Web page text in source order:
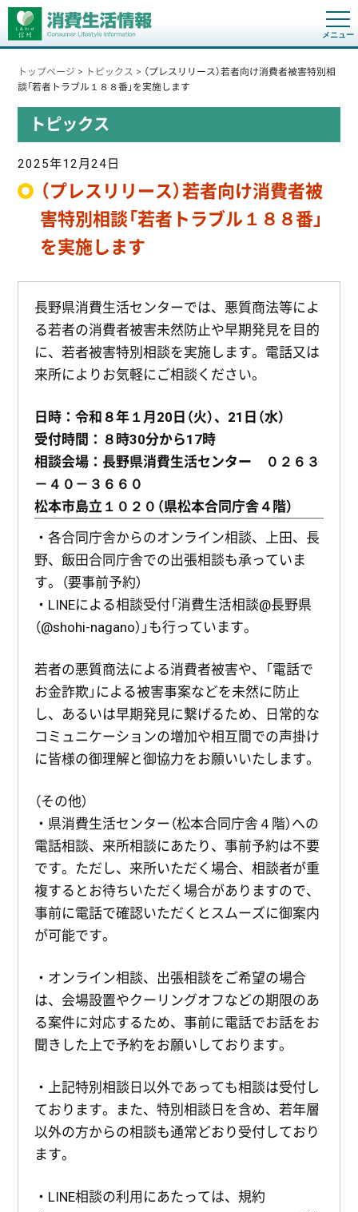
t
o
g
a
トップページ > トピックス > （プレスリリース）若者向け消費者被害特別相
談「若者トラブル１８８番」を実施します
トピックス
2025年12月24日
（プレスリリース）若者向け消費者被
害特別相談「若者トラブル１８８番」
を実施します
長野県消費生活センターでは、悪質商法等によ
る若者の消費者被害未然防止や早期発見を目的
に、若者被害特別相談を実施します。電話又は
来所によりお気軽にご相談ください。
日時：令和８年１月20日（火）、21日（水）
受付時間：８時30分から17時
相談会場：長野県消費生活センター ０２６３
－４０－３６６０
松本市島立１０２０（県松本合同庁舎４階）
・各合同庁舎からのオンライン相談、上田、長
野、飯田合同庁舎での出張相談も承っていま
す。（要事前予約）
・LINEによる相談受付「消費生活相談@長野県
（@shohi-nagano）」も行っています。
若者の悪質商法による消費者被害や、「電話で
お金詐欺」による被害事案などを未然に防止
し、あるいは早期発見に繋げるため、日常的な
コミュニケーションの増加や相互間での声掛け
に皆様の御理解と御協力をお願いいたします。
（その他）
・県消費生活センター（松本合同庁舎４階）への
電話相談、来所相談にあたり、事前予約は不要
です。ただし、来所いただく場合、相談者が重
複するとお待ちいただく場合がありますので、
事前に電話で確認いただくとスムーズに御案内
が可能です。
・オンライン相談、出張相談をご希望の場合
は、会場設置やクーリングオフなどの期限のあ
る案件に対応するため、事前に電話でお話をお
聞きした上で予約をお願いしております。
・上記特別相談日以外であっても相談は受付し
ております。また、特別相談日を含め、若年層
以外の方からの相談も通常どおり受付しており
ます。
・LINE相談の利用にあたっては、規約